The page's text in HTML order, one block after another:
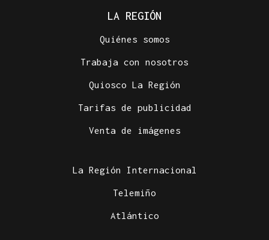
LA REGIÓN
Quiénes somos
Trabaja con nosotros
Quiosco La Región
Tarifas de publicidad
Venta de imágenes
La Región Internacional
Telemiño
Atlántico